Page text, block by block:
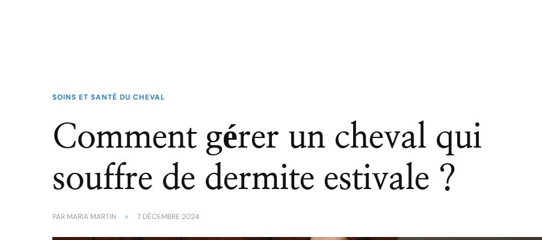
SOINS ET SANTÉ DU CHEVAL
Comment gérer un cheval qui
souffre de dermite estivale ?
PAR MARIA MARTIN 7 DÉCEMBRE 2024